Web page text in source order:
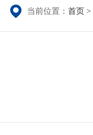
当前位置： 首页 >